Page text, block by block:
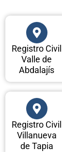
Registro Civil
Valle de
Abdalajís
Registro Civil
Villanueva
de Tapia